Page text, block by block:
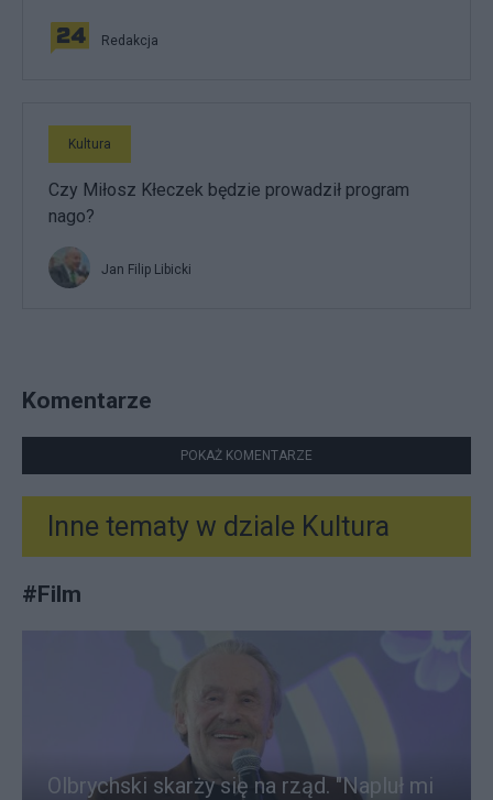
Redakcja
Kultura
Czy Miłosz Kłeczek będzie prowadził program
nago?
Jan Filip Libicki
Komentarze
POKAŻ KOMENTARZE
Inne tematy w dziale Kultura
#Film
Olbrychski skarży się na rząd. "Napluł mi